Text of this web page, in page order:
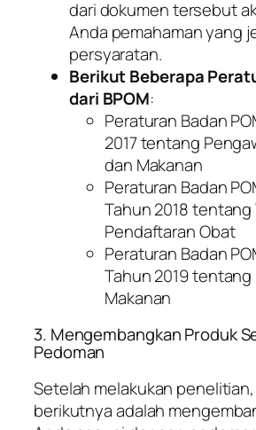
dari dokumen tersebut
Anda pemahaman yang
persyaratan.
Berikut Beberapa
dari BPOM:
Peraturan Badan
2017 tentang
dan Makanan
Peraturan Badan
Tahun 2018 tentang
Pendaftaran Obat
Peraturan Badan
Tahun 2019
Makanan
3. Mengembangkan Produk
Pedoman
Setelah melakukan
berikutnya adalah